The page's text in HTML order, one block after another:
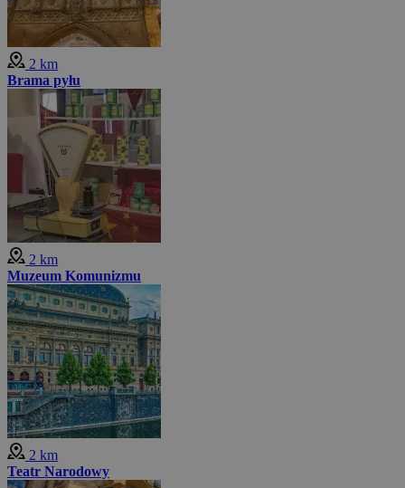
2 km
Brama pyłu
2 km
Muzeum Komunizmu
2 km
Teatr Narodowy